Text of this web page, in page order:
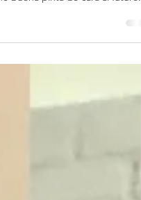
buena pinta de cara al futuro.